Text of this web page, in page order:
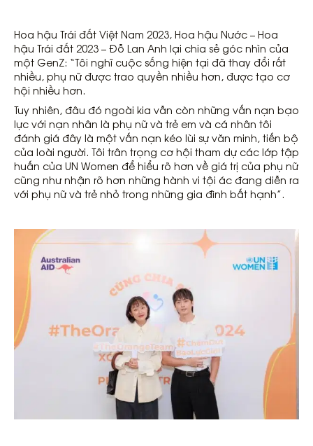
Hoa hậu Trái đất Việt Nam 2023, Hoa hậu Nước – Hoa
hậu Trái đất 2023 – Đỗ Lan Anh lại chia sẻ góc nhìn của
một GenZ: “Tôi nghĩ cuộc sống hiện tại đã thay đổi rất
nhiều, phụ nữ được trao quyền nhiều hơn, được tạo cơ
hội nhiều hơn.
Tuy nhiên, đâu đó ngoài kia vẫn còn những vấn nạn bạo
lực với nạn nhân là phụ nữ và trẻ em và cá nhân tôi
đánh giá đây là một vấn nạn kéo lùi sự văn minh, tiến bộ
của loài người. Tôi trân trọng cơ hội tham dự các lớp tập
huấn của UN Women để hiểu rõ hơn về giá trị của phụ nữ
cũng như nhận rõ hơn những hành vi tội ác đang diễn ra
với phụ nữ và trẻ nhỏ trong những gia đình bất hạnh”.